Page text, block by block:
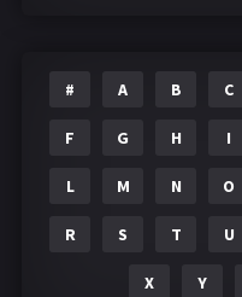
# A B C
F G H I
L M N O
R S T U
X Y